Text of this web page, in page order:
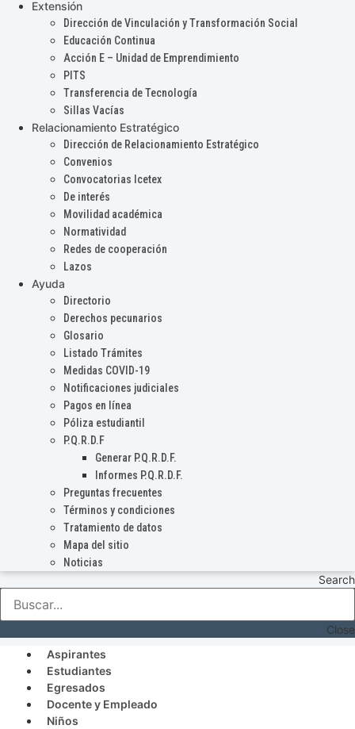
Extensión
Dirección de Vinculación y Transformación Social
Educación Continua
Acción E – Unidad de Emprendimiento
PITS
Transferencia de Tecnología
Sillas Vacías
Relacionamiento Estratégico
Dirección de Relacionamiento Estratégico
Convenios
Convocatorias Icetex
De interés
Movilidad académica
Normatividad
Redes de cooperación
Lazos
Ayuda
Directorio
Derechos pecunarios
Glosario
Listado Trámites
Medidas COVID-19
Notificaciones judiciales
Pagos en línea
Póliza estudiantil
P.Q.R.D.F
Generar P.Q.R.D.F.
Informes P.Q.R.D.F.
Preguntas frecuentes
Términos y condiciones
Tratamiento de datos
Mapa del sitio
Noticias
Search
Close
Aspirantes
Estudiantes
Egresados
Docente y Empleado
Niños